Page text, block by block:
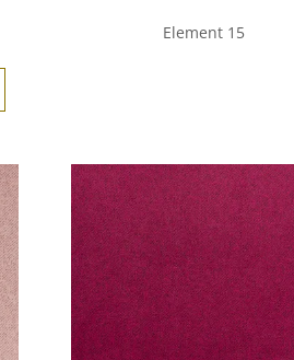
Element 15